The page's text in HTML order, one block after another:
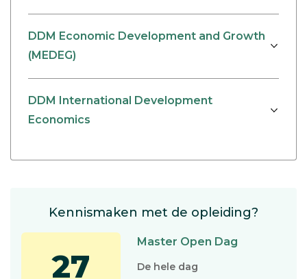
DDM Economic Development and Growth
(MEDEG)
DDM International Development
Economics
Kennismaken met de opleiding?
27
Master Open Dag
De hele dag